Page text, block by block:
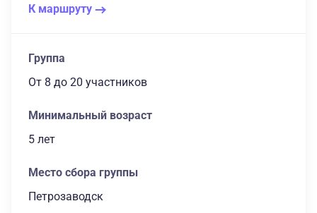
К маршруту
Группа
От 8 до 20 участников
Минимальный возраст
5 лет
Место сбора группы
Петрозаводск